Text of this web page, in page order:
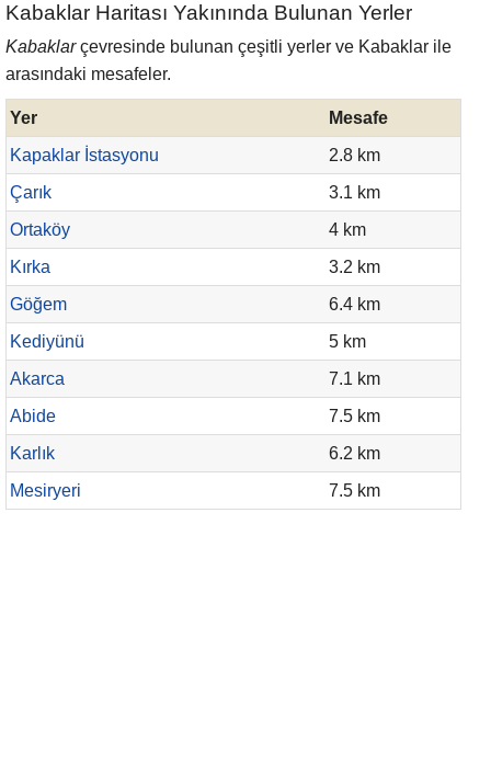
Kabaklar Haritası Yakınında Bulunan Yerler
Kabaklarçevresinde bulunan çeşitli yerler ve Kabaklar ile
arasındaki mesafeler.
Yer
Mesafe
Kapaklar İstasyonu
2.8 km
Çarık
3.1 km
Ortaköy
4 km
Kırka
3.2 km
Göğem
6.4 km
Kediyünü
5 km
Akarca
7.1 km
Abide
7.5 km
Karlık
6.2 km
Mesiryeri
7.5 km